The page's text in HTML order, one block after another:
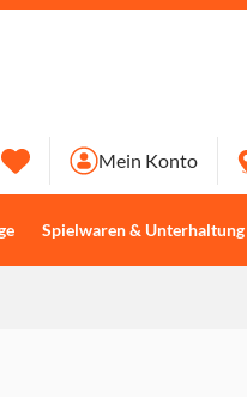
Spielwaren & Unterhaltung
Mein Konto